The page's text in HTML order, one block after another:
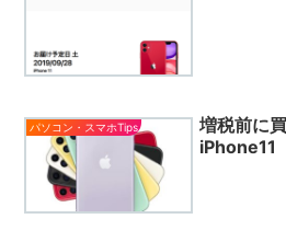
パソコン・スマホTips
増税前に
iPhone11